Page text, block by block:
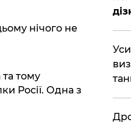
нічого не
тому
Росії. Одна з